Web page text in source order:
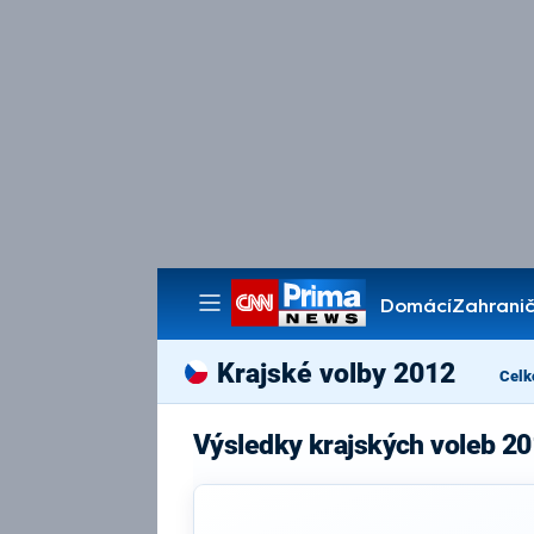
Domácí
Pořady
Krajské volby 2012
Výsledky krajských voleb